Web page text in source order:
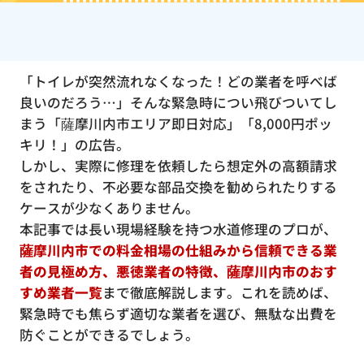
「トイレが突然流れなくなった！どの業者を呼べば
良いのだろう…」そんな緊急時につい飛びついてし
まう「薩摩川内市エリア即日対応」「8,000円ポッ
キリ！」の広告。
しかし、実際に修理を依頼したら想定外の高額請求
をされたり、不必要な部品交換を勧められたりする
ケースが少なくありません。
本記事では長い現場経験を持つ水道修理のプロが、
薩摩川内市での料金相場の仕組みから信頼できる業
者の見極め方、悪徳業者の特徴、薩摩川内市のおす
すめ業者一覧まで徹底解説します。これを読めば、
緊急時でも焦らず適切な業者を選び、無駄な出費を
防ぐことができるでしょう。